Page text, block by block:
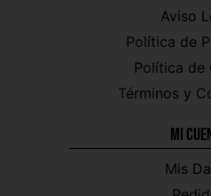
Aviso
Política de
Política de
Términos y
Mi
Mis